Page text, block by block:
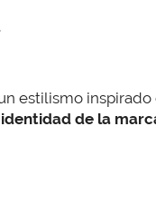
estilismo inspirado
identidad de la